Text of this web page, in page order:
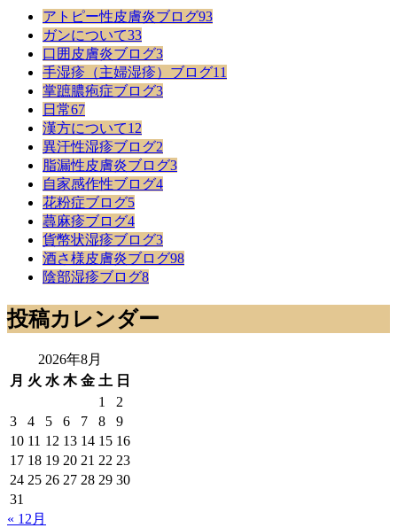
アトピー性皮膚炎ブログ93
ガンについて33
口囲皮膚炎ブログ3
手湿疹（主婦湿疹）ブログ11
掌蹠膿疱症ブログ3
日常67
漢方について12
異汗性湿疹ブログ2
脂漏性皮膚炎ブログ3
自家感作性ブログ4
花粉症ブログ5
蕁麻疹ブログ4
貨幣状湿疹ブログ3
酒さ様皮膚炎ブログ98
陰部湿疹ブログ8
投稿カレンダー
2026年8月
月 火 水 木 金 土 日
1
2
3
4 5 6 7 8
9
10 11 12 13 14 15 16
17 18 19 20 21 22 23
24 25 26 27 28 29 30
31
« 12月